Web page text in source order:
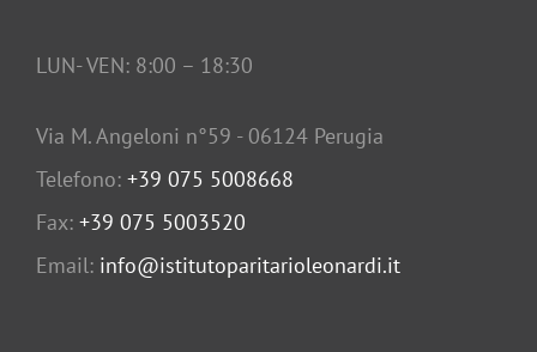
LUN- VEN: 8:00 – 18:30
Via M. Angeloni n°59 - 06124 Perugia
Telefono: +39 075 5008668
Fax: +39 075 5003520
Email: info@istitutoparitarioleonardi.it